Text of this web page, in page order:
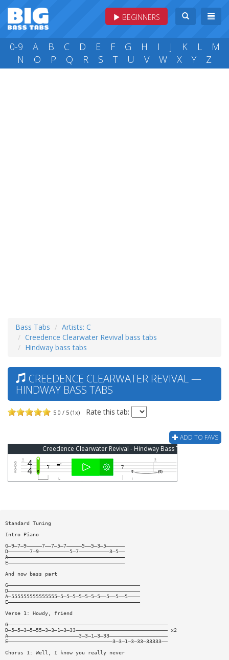
BEGINNERS
0-9 A B C D E F G H I J K L
M
N
O P Q R S T U V W X Y Z
Bass Tabs
Artists: C
Creedence Clearwater Revival bass tabs
Hindway bass tabs
CREEDENCE CLEARWATER REVIVAL —
HINDWAY BASS TABS
5.0 / 5 (1x) Rate this tab:
ADD TO FAVS
Creedence Clearwater Revival - Hindway Bass Tab
Standard Tuning
Intro Piano
G—9—7—9—————7——7—5—7—————5——5—3—5——————
D———————7—9——————————5—7——————————3—5——
A——————————————————————————————————————
E——————————————————————————————————————
And now bass part
G———————————————————————————————————————————
D———————————————————————————————————————————
A—555555555555555—5—5—5—5—5—5—5——5——5——5————
E———————————————————————————————————————————
Verse 1: Howdy, friend
G————————————————————————————————————————————————————
D—5—5—3—5—55—3—3—1—3—33—————————————————————————————— x2
A———————————————————————3—3—1—3—33———————————————————
E——————————————————————————————————3—3—1—3—33—33333——
Chorus 1: Well, I know you really never